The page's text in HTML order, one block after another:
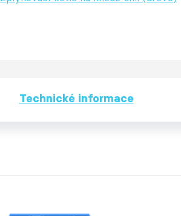
Technické informace